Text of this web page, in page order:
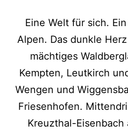
Eine Welt für sich.
Alpen. Das dunkle
mächtiges
Kempten, Leutkirch
Wengen und
Friesenhofen.
Kreuzthal-Eisenbach